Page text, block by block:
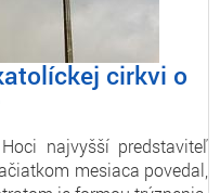
cirkvi o
najvyšší predstaviteľ
mesiaca povedal,